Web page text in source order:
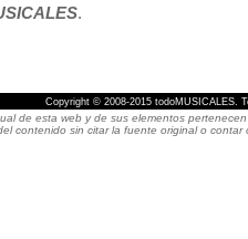
.
Copyright © 2008-2015 todoMUSICALES.
de esta web y de sus elementos
contenido sin citar la fuente original o